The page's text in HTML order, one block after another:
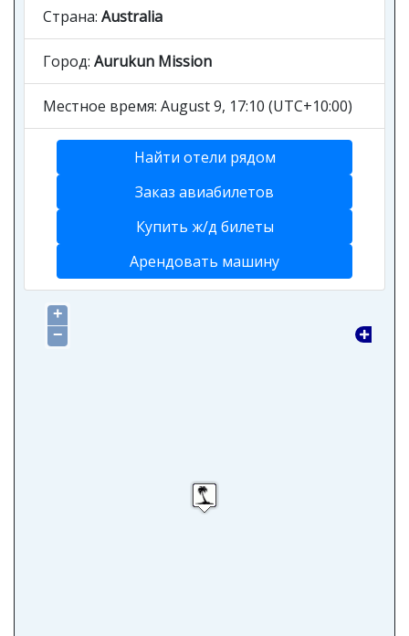
Страна: Australia
Город: Aurukun Mission
Местное время: August 9, 17:10 (UTC+10:00)
Найти отели рядом
Заказ авиабилетов
Купить ж/д билеты
Арендовать машину
+
−